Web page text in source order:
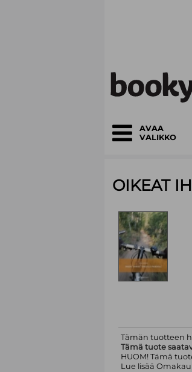
AVAA
VALIKKO
OIKEAT
Tämän tuotteen
Tämä tuote
HUOM! Tämä
Lue lisää